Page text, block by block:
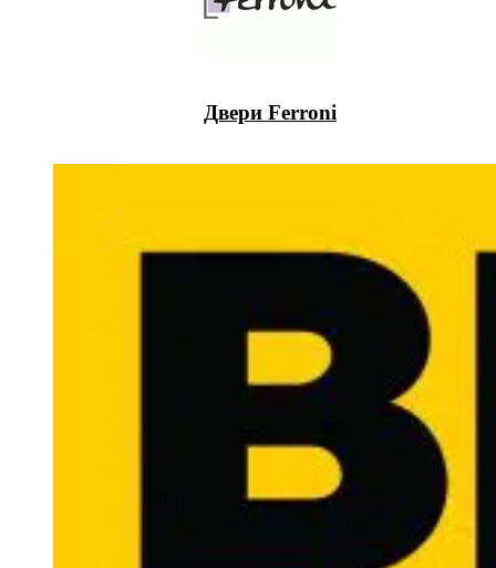
Двери Ferroni